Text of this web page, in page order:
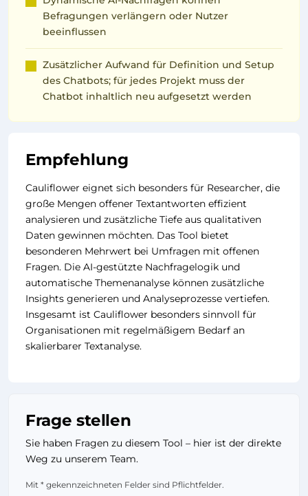
Befragungen verlängern oder Nutzer
beeinflussen
Zusätzlicher Aufwand für Definition und Setup
des Chatbots; für jedes Projekt muss der
Chatbot inhaltlich neu aufgesetzt werden
Empfehlung
Cauliflower eignet sich besonders für Researcher, die
große Mengen offener Textantworten effizient
analysieren und zusätzliche Tiefe aus qualitativen
Daten gewinnen möchten. Das Tool bietet
besonderen Mehrwert bei Umfragen mit offenen
Fragen. Die AI-gestützte Nachfragelogik und
automatische Themenanalyse können zusätzliche
Insights generieren und Analyseprozesse vertiefen.
Insgesamt ist Cauliflower besonders sinnvoll für
Organisationen mit regelmäßigem Bedarf an
skalierbarer Textanalyse.
Frage stellen
Sie haben Fragen zu diesem Tool – hier ist der direkte
Weg zu unserem Team.
Mit * gekennzeichneten Felder sind Pflichtfelder.